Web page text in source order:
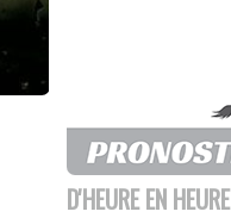
D'HEURE EN HEURE